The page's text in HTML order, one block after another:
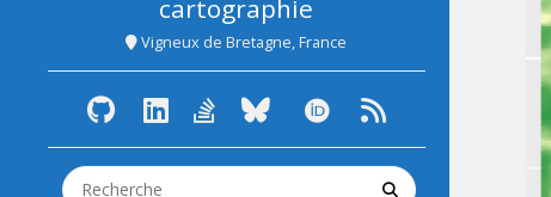
cartographie
Vigneux de Bretagne, France